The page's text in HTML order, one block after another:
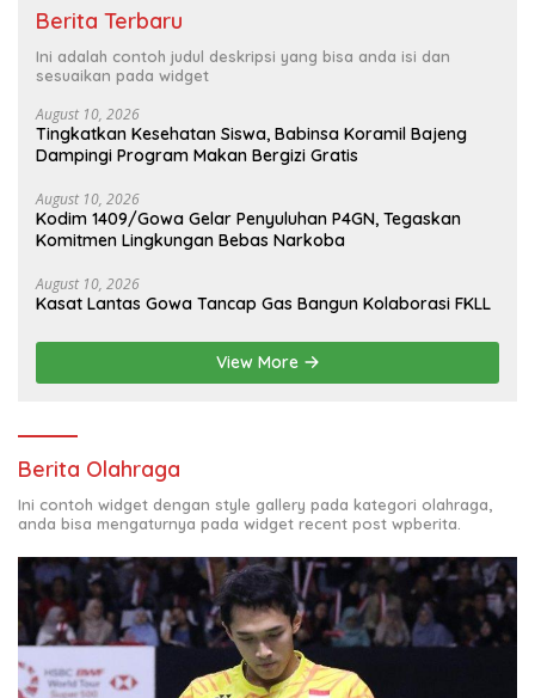
Berita Terbaru
Ini adalah contoh judul deskripsi yang bisa anda isi dan
sesuaikan pada widget
August 10, 2026
Tingkatkan Kesehatan Siswa, Babinsa Koramil Bajeng
Dampingi Program Makan Bergizi Gratis
August 10, 2026
Kodim 1409/Gowa Gelar Penyuluhan P4GN, Tegaskan
Komitmen Lingkungan Bebas Narkoba
August 10, 2026
Kasat Lantas Gowa Tancap Gas Bangun Kolaborasi FKLL
View More
Berita Olahraga
Ini contoh widget dengan style gallery pada kategori olahraga,
anda bisa mengaturnya pada widget recent post wpberita.